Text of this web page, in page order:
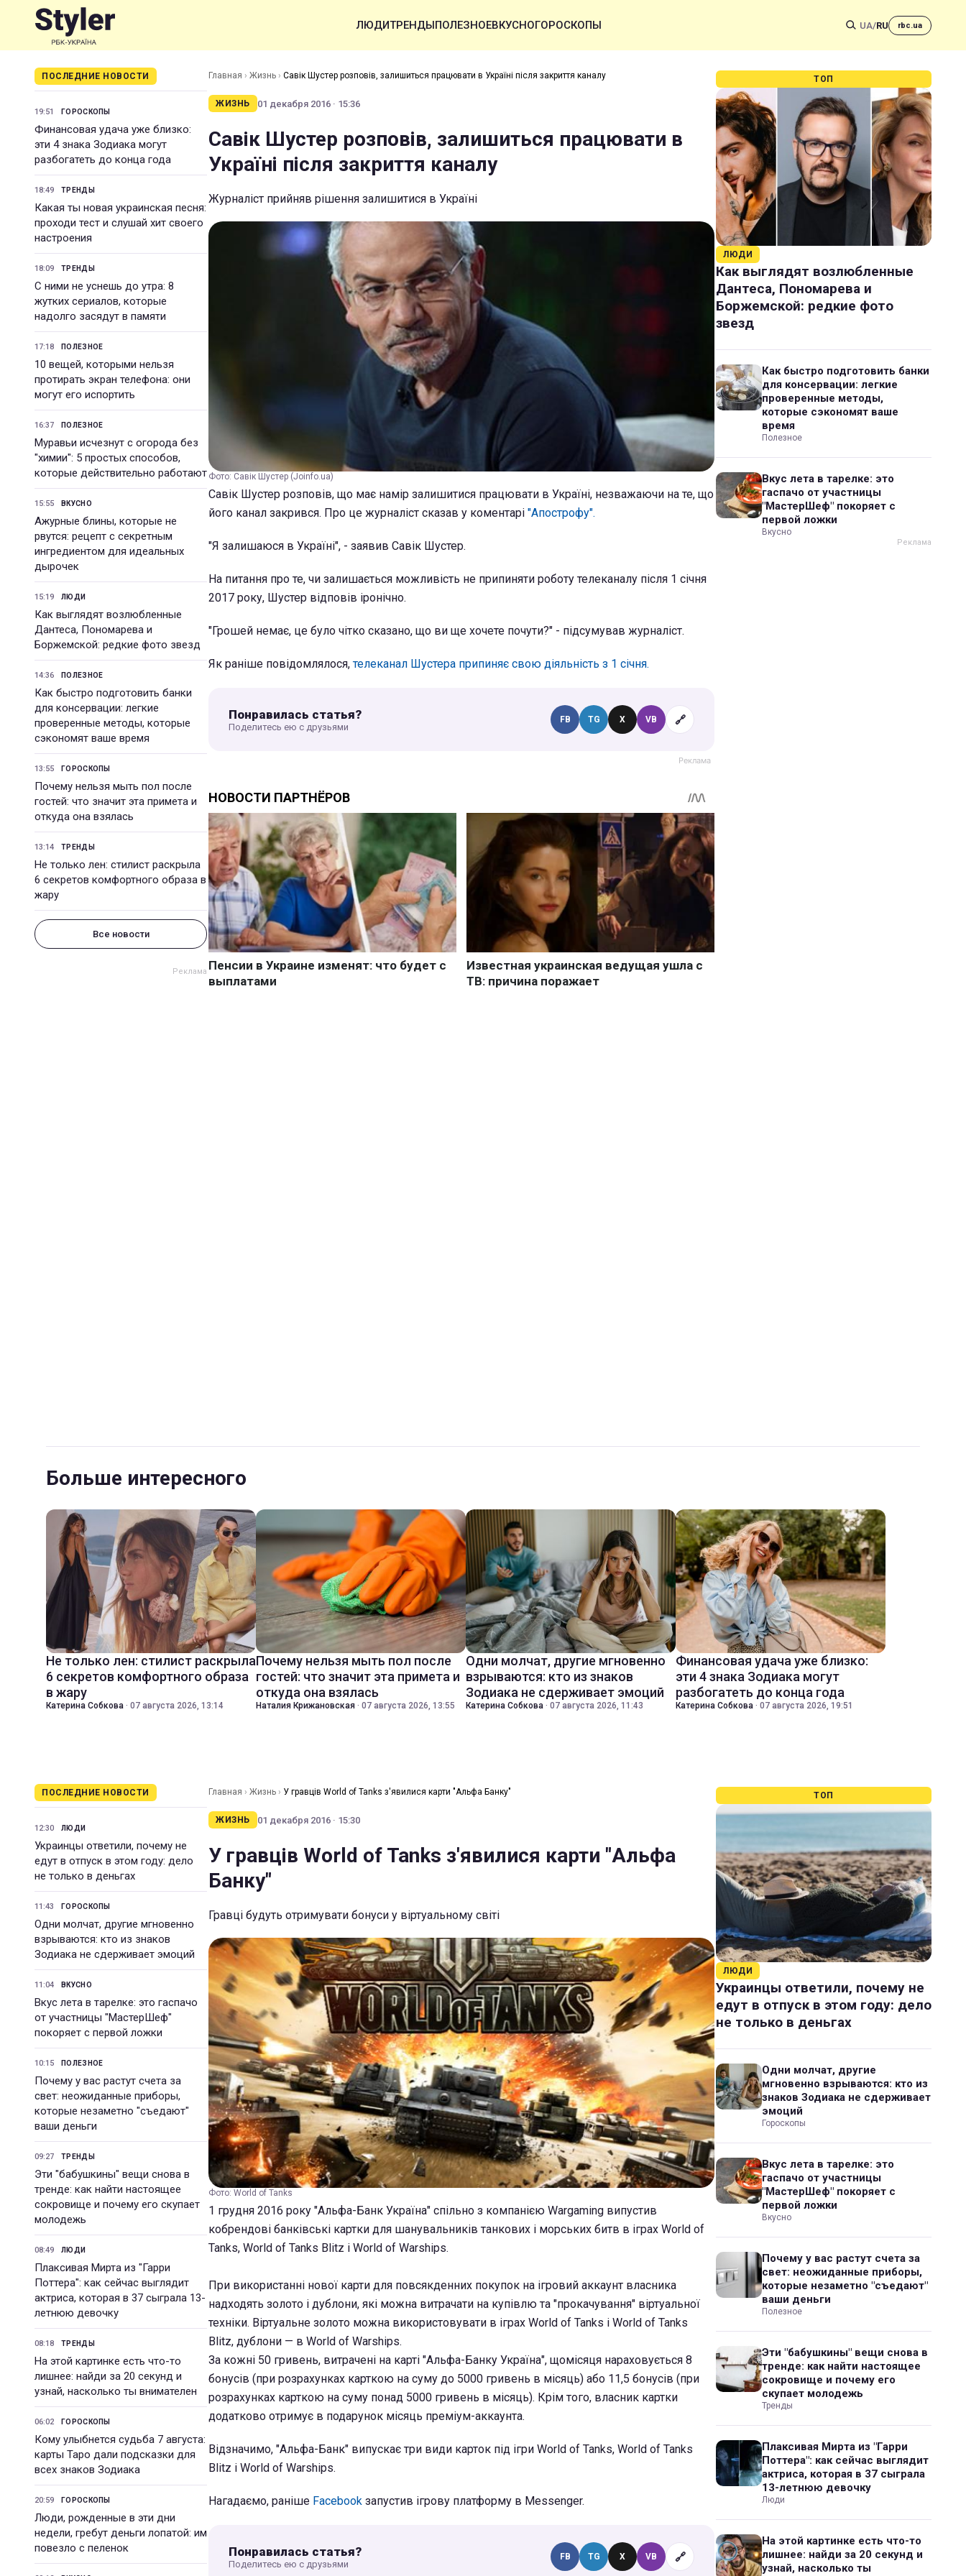
ЛЮДИТРЕНДЫПОЛЕЗНОЕВКУСНОГОРОСКОПЫ UA/RU rbc.ua
ПОСЛЕДНИЕ НОВОСТИ
19:51 ГОРОСКОПЫ
Финансовая удача уже близко:
эти 4 знака Зодиака могут
разбогатеть до конца года
18:49 ТРЕНДЫ
Какая ты новая украинская песня:
проходи тест и слушай хит своего
настроения
18:09 ТРЕНДЫ
С ними не уснешь до утра: 8
жутких сериалов, которые
надолго засядут в памяти
17:18 ПОЛЕЗНОЕ
10 вещей, которыми нельзя
протирать экран телефона: они
могут его испортить
16:37 ПОЛЕЗНОЕ
Муравьи исчезнут с огорода без
"химии": 5 простых способов,
которые действительно работают
15:55 ВКУСНО
Ажурные блины, которые не
рвутся: рецепт с секретным
ингредиентом для идеальных
дырочек
15:19 ЛЮДИ
Как выглядят возлюбленные
Дантеса, Пономарева и
Боржемской: редкие фото звезд
14:36 ПОЛЕЗНОЕ
Как быстро подготовить банки
для консервации: легкие
проверенные методы, которые
сэкономят ваше время
13:55 ГОРОСКОПЫ
Почему нельзя мыть пол после
гостей: что значит эта примета и
откуда она взялась
13:14 ТРЕНДЫ
Не только лен: стилист раскрыла
6 секретов комфортного образа в
жару
Все новости
Главная › Жизнь › Савік Шустер розповів, залишиться працювати в Україні після закриття каналу
ЖИЗНЬ 01 декабря 2016 · 15:36
Савік Шустер розповів, залишиться працювати в
Україні після закриття каналу
Журналіст прийняв рішення залишитися в Україні
Фото: Савік Шустер (Joinfo.ua)
Савік Шустер розповів, що має намір залишитися працювати в Україні, незважаючи на те, що
його канал закрився. Про це журналіст сказав у коментарі "Апострофу".
"Я залишаюся в Україні", - заявив Савік Шустер.
На питання про те, чи залишається можливість не припиняти роботу телеканалу після 1 січня
2017 року, Шустер відповів іронічно.
"Грошей немає, це було чітко сказано, що ви ще хочете почути?" - підсумував журналіст.
Як раніше повідомлялося,телеканал Шустера припиняє свою діяльність з 1 січня.
Понравилась статья?
Поделитесь ею с друзьями
FB TG X VB 🔗
ТОП
ЛЮДИ
Как выглядят возлюбленные
Дантеса, Пономарева и
Боржемской: редкие фото
звезд
Как быстро подготовить банки
для консервации: легкие
проверенные методы,
которые сэкономят ваше
время
Полезное
Вкус лета в тарелке: это
гаспачо от участницы
"МастерШеф" покоряет с
первой ложки
Вкусно
Больше интересного
Не только лен: стилист раскрыла
6 секретов комфортного образа
в жару
Катерина Собкова · 07 августа 2026, 13:14
Почему нельзя мыть пол после
гостей: что значит эта примета и
откуда она взялась
Наталия Крижановская · 07 августа 2026, 13:55
Одни молчат, другие мгновенно
взрываются: кто из знаков
Зодиака не сдерживает эмоций
Катерина Собкова · 07 августа 2026, 11:43
Финансовая удача уже близко:
эти 4 знака Зодиака могут
разбогатеть до конца года
Катерина Собкова · 07 августа 2026, 19:51
ПОСЛЕДНИЕ НОВОСТИ
12:30 ЛЮДИ
Украинцы ответили, почему не
едут в отпуск в этом году: дело
не только в деньгах
11:43 ГОРОСКОПЫ
Одни молчат, другие мгновенно
взрываются: кто из знаков
Зодиака не сдерживает эмоций
11:04 ВКУСНО
Вкус лета в тарелке: это гаспачо
от участницы "МастерШеф"
покоряет с первой ложки
10:15 ПОЛЕЗНОЕ
Почему у вас растут счета за
свет: неожиданные приборы,
которые незаметно "съедают"
ваши деньги
09:27 ТРЕНДЫ
Эти "бабушкины" вещи снова в
тренде: как найти настоящее
сокровище и почему его скупает
молодежь
08:49 ЛЮДИ
Плаксивая Мирта из "Гарри
Поттера": как сейчас выглядит
актриса, которая в 37 сыграла 13-
летнюю девочку
08:18 ТРЕНДЫ
На этой картинке есть что-то
лишнее: найди за 20 секунд и
узнай, насколько ты внимателен
06:02 ГОРОСКОПЫ
Кому улыбнется судьба 7 августа:
карты Таро дали подсказки для
всех знаков Зодиака
20:59 ГОРОСКОПЫ
Люди, рожденные в эти дни
недели, гребут деньги лопатой: им
повезло с пеленок
Главная › Жизнь › У гравців World of Tanks з'явилися карти "Альфа Банку"
ЖИЗНЬ 01 декабря 2016 · 15:30
У гравців World of Tanks з'явилися карти "Альфа
Банку"
Гравці будуть отримувати бонуси у віртуальному світі
Фото: World of Tanks
1 грудня 2016 року "Альфа-Банк Україна" спільно з компанією Wargaming випустив
кобрендові банківські картки для шанувальників танкових і морських битв в іграх World of
Tanks, World of Tanks Blitz і World of Warships.
При використанні нової карти для повсякденних покупок на ігровий аккаунт власника
надходять золото і дублони, які можна витрачати на купівлю та "прокачування" віртуальної
техніки. Віртуальне золото можна використовувати в іграх World of Tanks і World of Tanks
Blitz, дублони — в World of Warships.
За кожні 50 гривень, витрачені на карті "Альфа-Банку Україна", щомісяця нараховується 8
бонусів (при розрахунках карткою на суму до 5000 гривень в місяць) або 11,5 бонусів (при
розрахунках карткою на суму понад 5000 гривень в місяць). Крім того, власник картки
додатково отримує в подарунок місяць преміум-аккаунта.
Відзначимо, "Альфа-Банк" випускає три види карток під ігри World of Tanks, World of Tanks
Blitz і World of Warships.
Нагадаємо, раніше Facebook запустив ігрову платформу в Messenger.
Понравилась статья?
Поделитесь ею с друзьями
FB TG X VB 🔗
ТОП
ЛЮДИ
Украинцы ответили, почему не
едут в отпуск в этом году: дело
не только в деньгах
Одни молчат, другие
мгновенно взрываются: кто из
знаков Зодиака не сдерживает
эмоций
Гороскопы
Вкус лета в тарелке: это
гаспачо от участницы
"МастерШеф" покоряет с
первой ложки
Вкусно
Почему у вас растут счета за
свет: неожиданные приборы,
которые незаметно "съедают"
ваши деньги
Полезное
Эти "бабушкины" вещи снова в
тренде: как найти настоящее
сокровище и почему его
скупает молодежь
Тренды
Плаксивая Мирта из "Гарри
Поттера": как сейчас выглядит
актриса, которая в 37 сыграла
13-летнюю девочку
Люди
На этой картинке есть что-то
лишнее: найди за 20 секунд и
узнай, насколько ты